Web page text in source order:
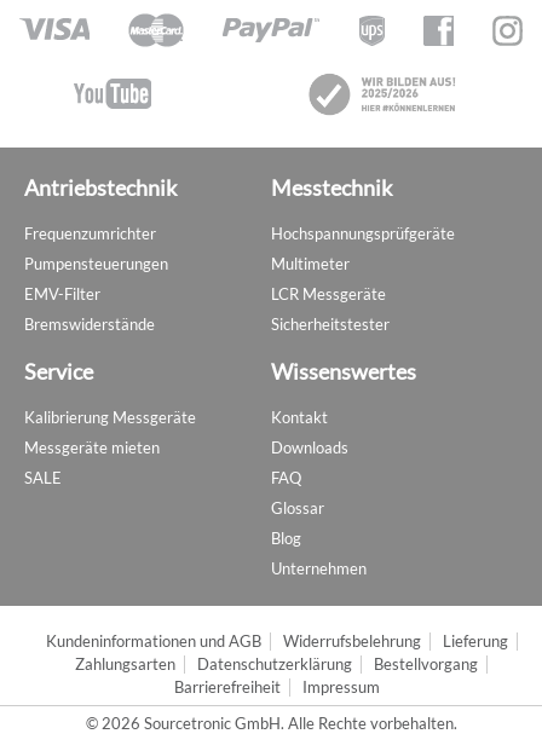
Antriebstechnik
Frequenzumrichter
Pumpensteuerungen
EMV-Filter
Bremswiderstände
Messtechnik
Hochspannungsprüfgeräte
Multimeter
LCR Messgeräte
Sicherheitstester
Service
Kalibrierung Messgeräte
Messgeräte mieten
SALE
Wissenswertes
Kontakt
Downloads
FAQ
Glossar
Blog
Unternehmen
Kundeninformationen und AGB Widerrufsbelehrung
Lieferung
Zahlungsarten
Datenschutzerklärung
Bestellvorgang
Barrierefreiheit
Impressum
© 2026 Sourcetronic GmbH. Alle Rechte vorbehalten.